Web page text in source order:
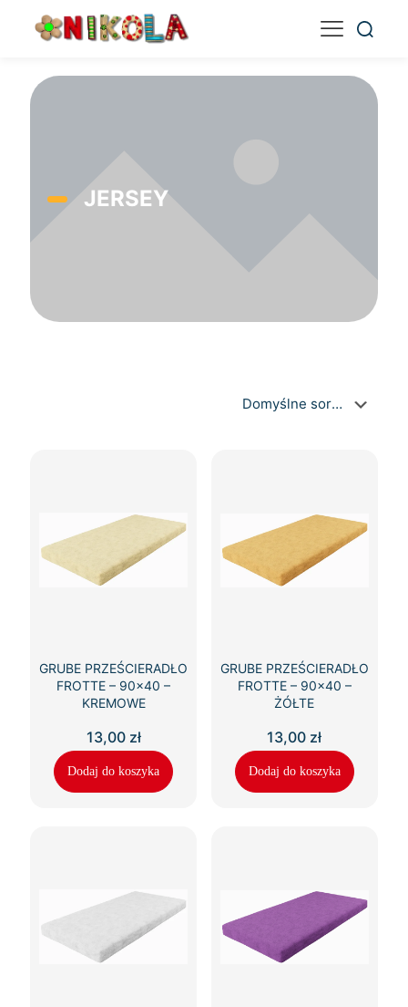
JERSEY
GRUBE PRZEŚCIERADŁO
FROTTE – 90×40 –
KREMOWE
13,00 zł
Dodaj do koszyka
GRUBE PRZEŚCIERADŁO
FROTTE – 90×40 –
ŻÓŁTE
13,00 zł
Dodaj do koszyka